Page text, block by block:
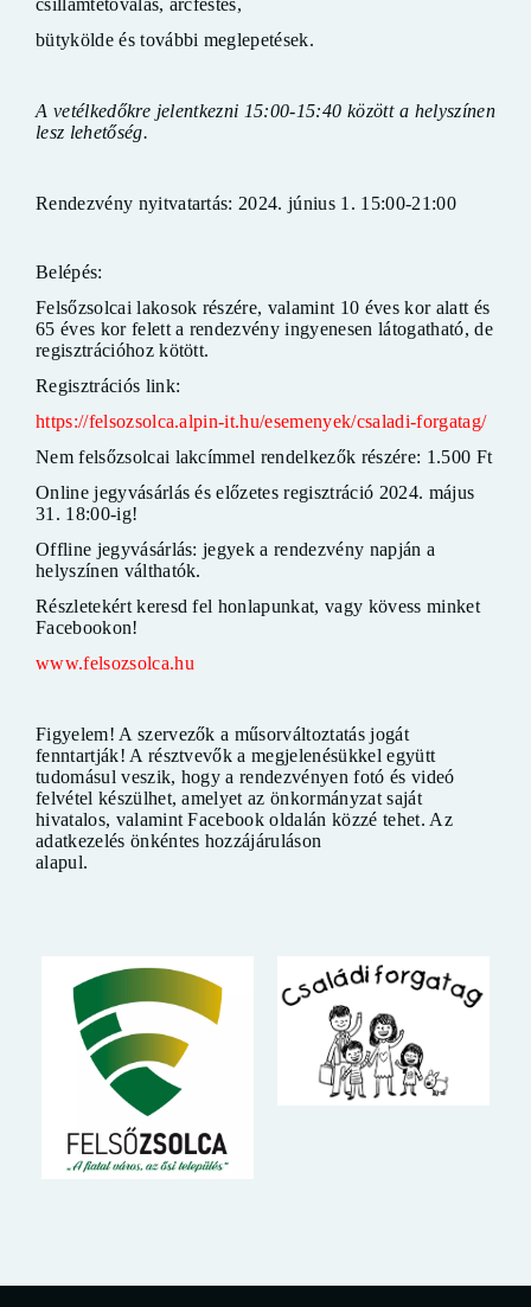
bütykölde és további meglepetések.
A vetélkedőkre jelentkezni 15:00-15:40 között a helyszínen
lesz lehetőség.
Rendezvény nyitvatartás: 2024. június 1. 15:00-21:00
Belépés:
Felsőzsolcai lakosok részére, valamint 10 éves kor alatt és
65 éves kor felett a rendezvény ingyenesen látogatható, de
regisztrációhoz kötött.
Regisztrációs link:
https://felsozsolca.alpin-it.hu/esemenyek/csaladi-forgatag/
Nem felsőzsolcai lakcímmel rendelkezők részére: 1.500 Ft
Online jegyvásárlás és előzetes regisztráció 2024. május
31. 18:00-ig!
Offline jegyvásárlás: jegyek a rendezvény napján a
helyszínen válthatók.
Részletekért keresd fel honlapunkat, vagy kövess minket
Facebookon!
www.felsozsolca.hu
Figyelem! A szervezők a műsorváltoztatás jogát
fenntartják! A résztvevők a megjelenésükkel együtt
tudomásul veszik, hogy a rendezvényen fotó és videó
felvétel készülhet, amelyet az önkormányzat saját
hivatalos, valamint Facebook oldalán közzé tehet. Az
adatkezelés önkéntes hozzájáruláson
alapul.